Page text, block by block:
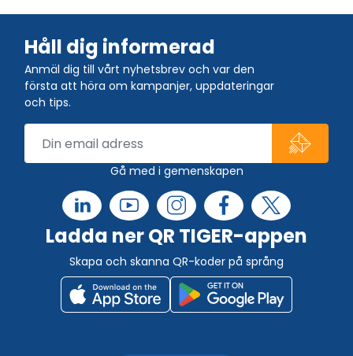
Håll dig informerad
Anmäl dig till vårt nyhetsbrev och var den
första att höra om kampanjer, uppdateringar
och tips.
Gå med i gemenskapen
Ladda ner QR TIGER-appen
Skapa och skanna QR-koder på språng